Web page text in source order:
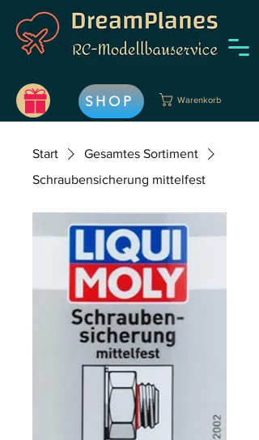
SHOP Warenkorb
Start
Gesamtes Sortiment
Schraubensicherung mittelfest